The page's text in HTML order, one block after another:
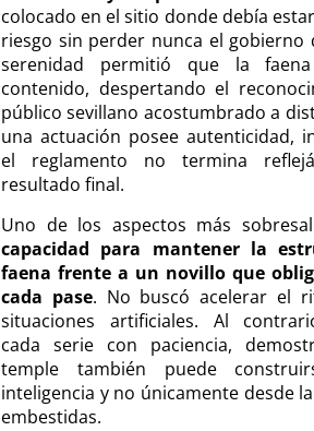
colocado en el sitio donde debía
riesgo sin perder nunca el gobierno
serenidad permitió que la
contenido, despertando el
público sevillano acostumbrado a
una actuación posee autenticidad,
el reglamento no termina
resultado final.
Uno de los aspectos más
capacidad para mantener la
faena frente a un novillo que
cada pase. No buscó acelerar el
situaciones artificiales. Al
cada serie con paciencia,
temple también puede
inteligencia y no únicamente desde
embestidas.